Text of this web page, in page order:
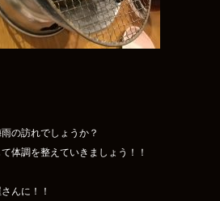
の訪れでしょうか？
体調を整えていきましょう！！
んに！！